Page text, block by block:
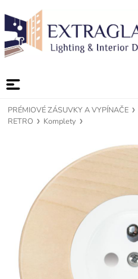
PRÉMIOVÉ ZÁSUVKY A VYPÍNAČE
RETRO
Komplety